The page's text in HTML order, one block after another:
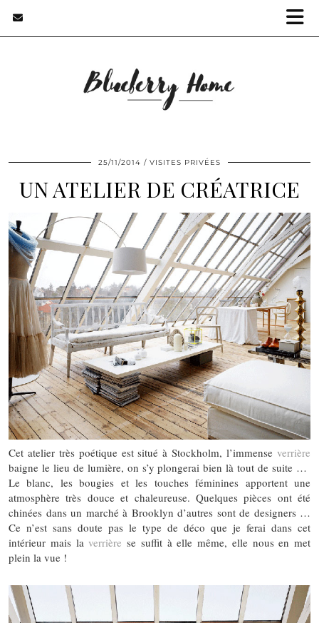
25/11/2014 VISITES PRIVÉES
UN ATELIER DE CRÉATRICE
Cet atelier très poétique est situé à Stockholm, l’immense verrière
baigne le lieu de lumière, on s’y plongerai bien là tout de suite …
Le blanc, les bougies et les touches féminines apportent une
atmosphère très douce et chaleureuse. Quelques pièces ont été
chinées dans un marché à Brooklyn d’autres sont de designers …
Ce n’est sans doute pas le type de déco que je ferai dans cet
intérieur mais laverrière se suffit à elle même, elle nous en met
plein la vue !